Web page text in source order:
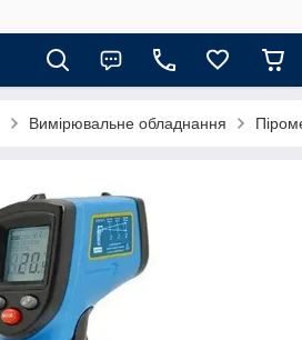
Вимірювальне обладнання